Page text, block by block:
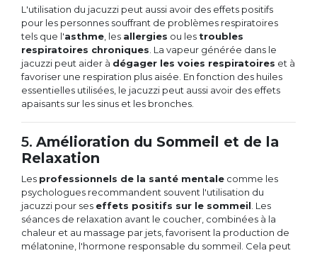
L'utilisation du jacuzzi peut aussi avoir des effets positifs
pour les personnes souffrant de problèmes respiratoires
tels que l'asthme , les allergies ou les troubles
respiratoires chroniques . La vapeur générée dans le
jacuzzi peut aider à dégager les voies respiratoires et à
favoriser une respiration plus aisée. En fonction des huiles
essentielles utilisées, le jacuzzi peut aussi avoir des effets
apaisants sur les sinus et les bronches.
5. Amélioration du Sommeil et de la
Relaxation
Les professionnels de la santé mentale comme les
psychologues recommandent souvent l'utilisation du
jacuzzi pour ses effets positifs sur le sommeil . Les
séances de relaxation avant le coucher, combinées à la
chaleur et au massage par jets, favorisent la production de
mélatonine, l'hormone responsable du sommeil. Cela peut